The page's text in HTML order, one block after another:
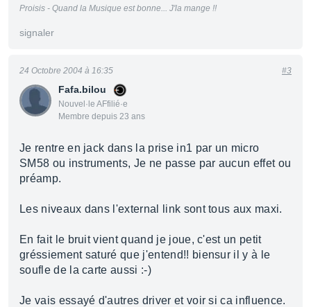
Proisis - Quand la Musique est bonne... J'la mange !!
signaler
Fafa.bilou
Nouvel·le AFfilié·e
Membre depuis 23 ans
24 Octobre 2004 à 16:35 #3
Je rentre en jack dans la prise in1 par un micro
SM58 ou instruments, Je ne passe par aucun effet ou
préamp.
Les niveaux dans l'external link sont tous aux maxi.
En fait le bruit vient quand je joue, c'est un petit
gréssiement saturé que j'entend!! biensur il y à le
soufle de la carte aussi :-)
Je vais essayé d'autres driver et voir si ca influence.